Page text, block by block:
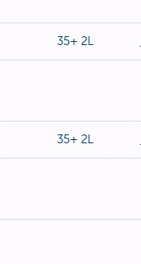
35+ 2L
35+ 2L